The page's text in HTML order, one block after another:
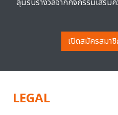
เปิดสมัครสมา
LEGAL